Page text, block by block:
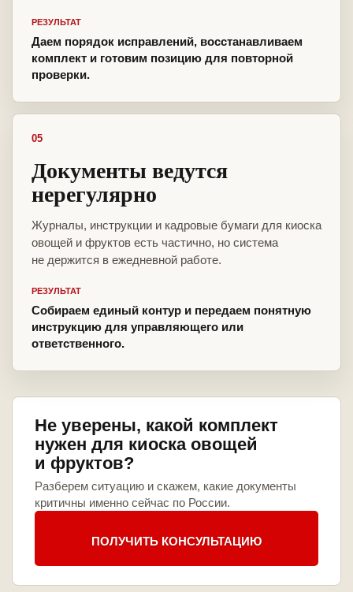
РЕЗУЛЬТАТ
Даем порядок исправлений, восстанавливаем
комплект и готовим позицию для повторной
проверки.
05
Документы ведутся
нерегулярно
Журналы, инструкции и кадровые бумаги для киоска
овощей и фруктов есть частично, но система
не держится в ежедневной работе.
РЕЗУЛЬТАТ
Собираем единый контур и передаем понятную
инструкцию для управляющего или
ответственного.
Не уверены, какой комплект
нужен для киоска овощей
и фруктов?
Разберем ситуацию и скажем, какие документы
критичны именно сейчас по России.
ПОЛУЧИТЬ КОНСУЛЬТАЦИЮ